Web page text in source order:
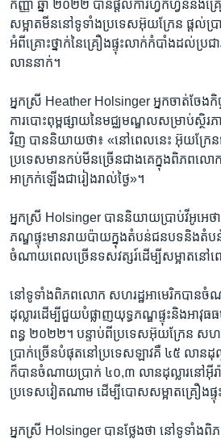
កញ្ញា ​ឆ្នាំ ២០២២​ បាន​ផ្តល់ការ​ហ្វឹកហ្វឺន​និង​
សម្អាត​មីននៅ​ទូទាំង​ប្រទេស​អ៊ុយក្រែន​ ​ផ្តល់​ប្រ
អំពី​គ្រោះ​ថ្នាក់​នៃ​គ្រឿង​ផ្ទុះ​លាក់កំបាំងដល់ប្រជ
លាន​នាក់។​
អ្នកស្រី Heather Holsinger ​អ្នក​ចាត់ចែងកិ
ការបោះពុម្ព​ផ្សាយ​នៃ​មជ្ឈមណ្ឌល​សម្រាប់​ស្ថិរភ
វិញ បាន​និយាយ​ថា៖ «នៅ​ពេល​នេះ ​អ៊ុយក្រែន
ប្រទេសមាន​កប់​មីន​ច្រើនជាងគេក្នុង​ពិភពលោ
អាក្រក់​ឡើង​ជារៀងរាល់ថ្ងៃ»។
អ្នកស្រី Holsinger ​បាន​និយាយ​ប្រាប់​វីអូអេ​ថ
ភណ្ឌ​ផ្ទុះមាន​រាយប៉ាយ​ក្នុង​តំបន់​ជនបទនិង​តំ
ចំណាយ​ពេលច្រើន​ទសវត្សរ៍​ដើម្បី​សម្អាតនៅព
នៅទូទាំង​ពិភពលោក​ សហរដ្ឋ​អាមេរិក​បាន​
ដុល្លារដើម្បី​ជួយ​បំផ្លាញ​យុទ្ធភណ្ឌ​ផ្ទុះនិង​អាវុធ​ធ
ពន្ធ​ ២០២២។ បន្ទាប់ពី​ប្រទេស​អ៊ុយក្រែន​ សហ
ប្រាក់​ច្រើនបំផុត​នៅ​ប្រទេស​ឡាវ​គឺ​ ៤៥ ​លាន​ដុល្ល
ក៏បាន​ចំណាយ​ប្រាក់​ ៤០,៣ ​លាន​ដុល្លារ​នៅ​អ៊ី
ប្រទេស​វៀតណាម ​ដើម្បី​បោស​សម្អាត​គ្រឿង​ផ្ទុ
អ្នកស្រី Holsinger ​បានថ្លែងថា នៅ​ទូទាំង​